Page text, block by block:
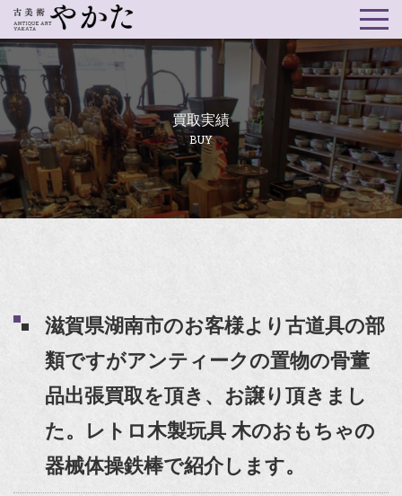
買取実績
BUY
滋賀県湖南市のお客様より古道具の部
類ですがアンティークの置物の骨董
品出張買取を頂き、お譲り頂きまし
た。レトロ木製玩具 木のおもちゃの
器械体操鉄棒で紹介します。